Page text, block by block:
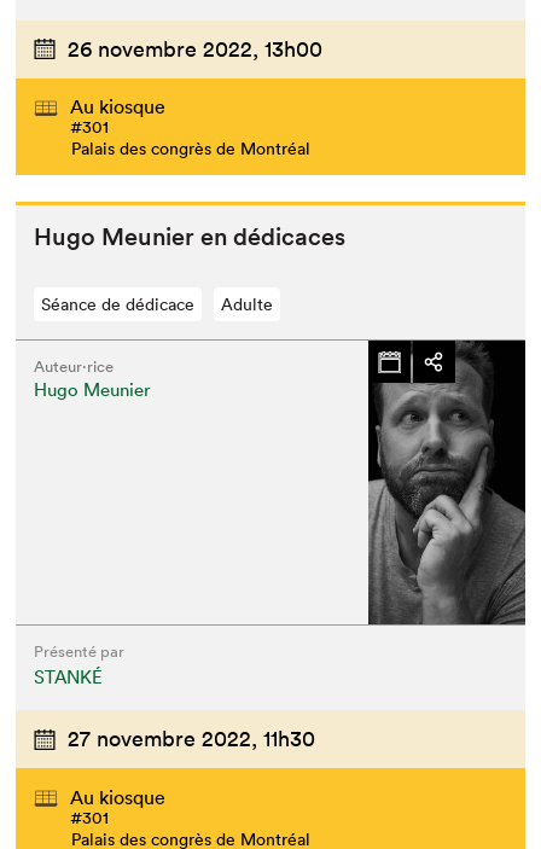
26 novembre 2022, 13h00
Au kiosque
#301
Palais des congrès de Montréal
Hugo Meu­nier en dédicaces
Séance de dédicace Adulte
Auteur·rice
Hugo Meunier
Présenté par
STANKÉ
27 novembre 2022, 11h30
Au kiosque
#301
Palais des congrès de Montréal